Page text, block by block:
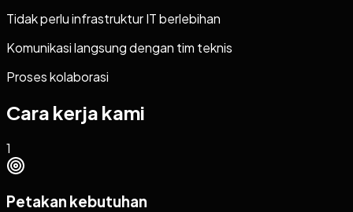
Tidak perlu infrastruktur IT berlebihan
Komunikasi langsung dengan tim teknis
Proses kolaborasi
Cara kerja kami
1
Petakan kebutuhan